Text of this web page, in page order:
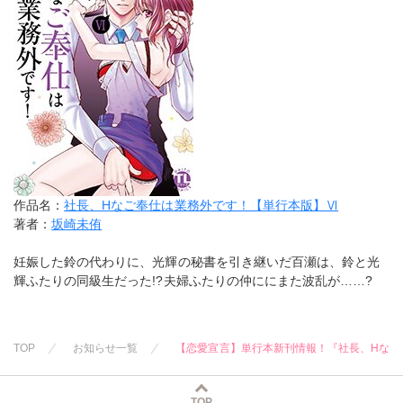
作品名：社長、Hなご奉仕は業務外です！【単行本版】Ⅵ
著者：坂崎未侑
妊娠した鈴の代わりに、光輝の秘書を引き継いだ百瀬は、鈴と光
輝ふたりの同級生だった!?夫婦ふたりの仲ににまた波乱が……?
TOP お知らせ一覧 【恋愛宣言】単行本新刊情報！『社長、Hな